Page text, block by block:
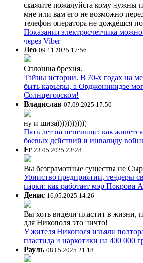
скажите пожалуйста кому нужны
мне или вам его не возможно
телефон оператора не дождёшся
Показания электросчетчика
через Viber
Лео 09.11.2025 17:56
Сплошна брехня.
Тайны истории. В 70-х годах на
быть карьеры, а Орджоникидзе мог
Солнцегорском!
Владислав 07.09.2025 17:50
ну и шиза))))))))))))
Пять лет на пепелище: как
боевых действий и инвалиду
Fr 23.05.2025 23:28
Вы безграмотные существа не
Убийство предприятий, тендеры
парки: как работает мэр Покрова
Денис 16.05.2025 14:26
Вы хоть видели пластит в жизни,
для Никополя это ничто!
У жителя Никополя изъяли
пластида и наркотики на 400 000
Рауль 08.05.2025 21:18